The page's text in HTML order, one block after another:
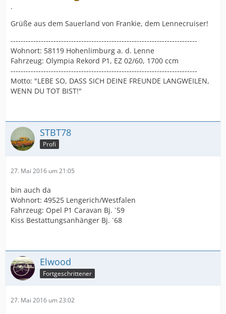
.
Grüße aus dem Sauerland von Frankie, dem Lennecruiser!
--------------------------------------------------------------------------
Wohnort: 58119 Hohenlimburg a. d. Lenne
Fahrzeug: Olympia Rekord P1, EZ 02/60, 1700 ccm
--------------------------------------------------------------------------
Motto: "LEBE SO, DASS SICH DEINE FREUNDE LANGWEILEN,
WENN DU TOT BIST!"
STBT78
Profi
27. Mai 2016 um 21:05
bin auch da
Wohnort: 49525 Lengerich/Westfalen
Fahrzeug: Opel P1 Caravan Bj. `59
Kiss Bestattungsanhänger Bj. `68
Elwood
Fortgeschrittener
27. Mai 2016 um 23:02